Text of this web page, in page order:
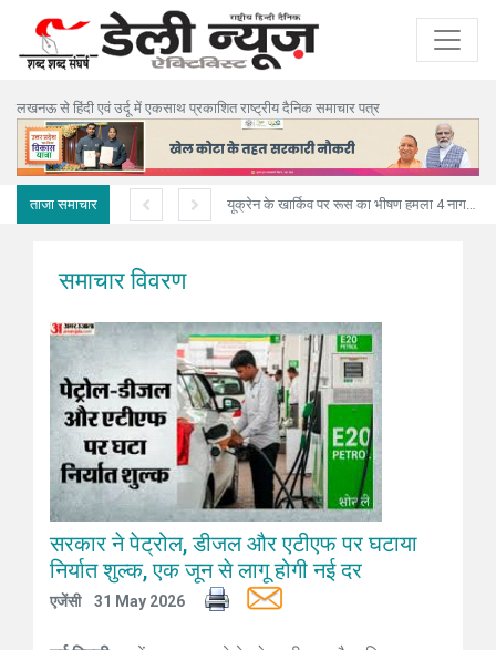
लखनऊ से हिंदी एवं उर्दू में एकसाथ प्रकाशित राष्ट्रीय दैनिक समाचार पत्र
ताजा समाचार यूक्रेन के खार्किव पर रूस का भीषण हमला 4 नागरिकों की मौत, 10 घायल
समाचार विवरण
सरकार ने पेट्रोल, डीजल और एटीएफ पर घटाया
निर्यात शुल्क, एक जून से लागू होगी नई दर
एजेंसी 31 May 2026